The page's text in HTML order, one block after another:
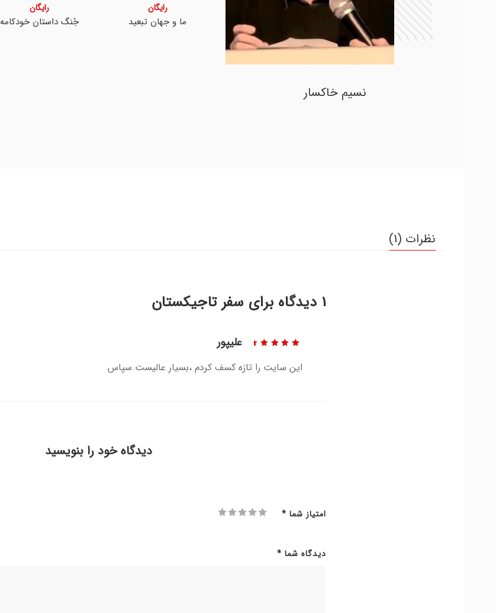
نسیم خاکسار
ما و جهان تبعید
رایگان
جُنگ داستان خودکامه
رایگان
نظرات (1)
1 دیدگاه برای سفر تاجیکستان
علیپور
این سایت را تازه کسف کردم ،بسیار عالیست.سپاس
دیدگاه خود را بنویسید
امتیاز شما *
دیدگاه شما *